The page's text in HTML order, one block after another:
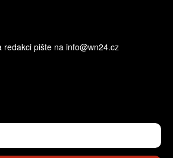
pište na info@wn24.cz